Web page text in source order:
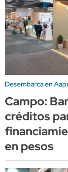
Desembarca en
Campo:
créditos
en pesos